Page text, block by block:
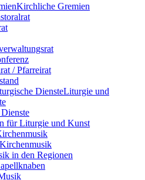
Kirchliche Gremien
/ Pfarreirat
Liturgie und
für Liturgie und Kunst
in den Regionen